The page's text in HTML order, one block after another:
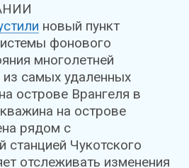
новый пункт
фонового
многолетней
самых удаленных
острове Врангеля в
на острове
рядом с
станцией Чукотского
отслеживать изменения